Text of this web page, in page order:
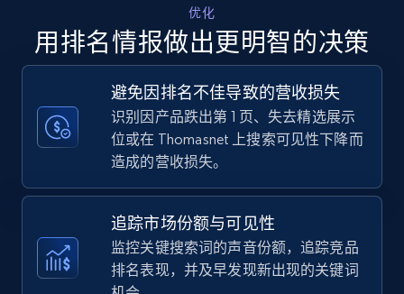
Walmart - products - Collects products by
URL, Final price, Sku, Currency, Gtin,
Specifications, Image urls, Top reviews, and
more.
5.6K+ 874+ 立即开始
Walmart - products - Discover products by
优化
用排名情报做出更明智的决策
避免因排名不佳导致的营收损失
识别因产品跌出第 1 页、失去精选展示
位或在 Thomasnet 上搜索可见性下降而
造成的营收损失。
追踪市场份额与可见性
监控关键搜索词的声音份额，追踪竞品
排名表现，并及早发现新出现的关键词